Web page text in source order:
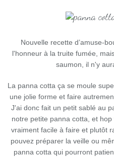
Nouvelle recette d’amuse-
l'honneur à la truite fumée,
saumon, il n'y
La panna cotta ça se moule
une jolie forme et faire
J'ai donc fait un petit sablé au
notre petite panna cotta, et
vraiment facile à faire et plutôt
pouvez préparer la veille ou
panna cotta qui pourront